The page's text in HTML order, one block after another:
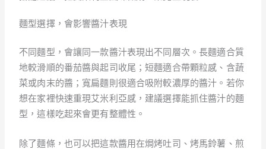
麵型選擇，會影響醬汁表現
不同麵型，會讓同一款醬汁表現出不同層次。長麵適合質
地較滑順的番茄醬與起司收尾；短麵適合帶顆粒感、含蔬
菜或肉末的醬；寬扁麵則很適合吸附較濃厚的醬汁。若你
想在家裡快速重現艾米利亞感，建議選擇能抓住醬汁的麵
型，這樣吃起來會更有整體性。
除了麵條，也可以把這款醬用在焗烤吐司、烤馬鈴薯、煎